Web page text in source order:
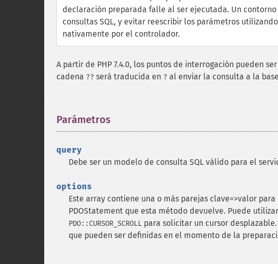
declaración preparada falle al ser ejecutada. Un
consultas SQL, y evitar reescribir los parámetros
nativamente por el controlador.
A partir de PHP 7.4.0, los puntos de interrogación pueden
cadena ?? será traducida en ? al enviar la consulta a la
Parámetros
query
Debe ser un modelo de consulta SQL válido para el
options
Este array contiene una o más parejas clave=>valor
PDOStatement que esta método devuelve. Puede
PDO::CURSOR_SCROLL para solicitar un cursor
que pueden ser definidas en el momento de la